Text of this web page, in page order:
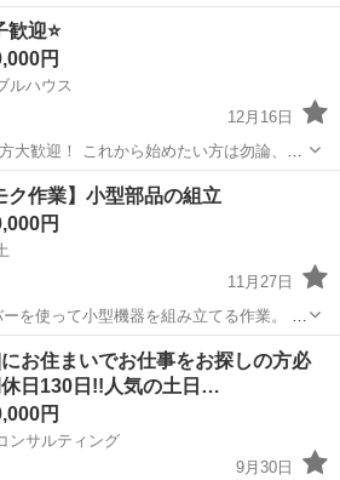
介護職/ヘルパーのお仕事です。 未経験可
下記の通り。 老人デイサービスセンター
歓迎⭐️
円
ルハウス
12月16日
大歓迎！ これから始めたい方は勿論、1
目指したい方一緒に楽しく働きません
給制です！ 宜しくお願い致します
その他
ク作業】小型部品の組立
円
11月27日
を使って小型機器を組み立てる作業。 工
るのでご安心ください。 ライン作業では
業できます。
お住まいでお仕事をお探しの方必
休日130日!!人気の土日…
円
ンサルティング
9月30日